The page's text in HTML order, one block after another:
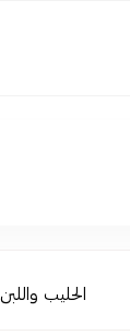
الحليب واللبن